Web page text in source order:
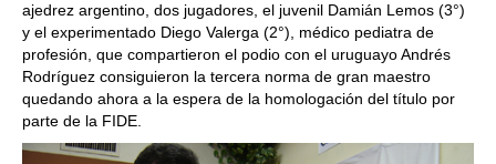
ajedrez argentino, dos jugadores, el juvenil Damián Lemos (3°)
y el experimentado Diego Valerga (2°), médico pediatra de
profesión, que compartieron el podio con el uruguayo Andrés
Rodríguez consiguieron la tercera norma de gran maestro
quedando ahora a la espera de la homologación del título por
parte de la FIDE.